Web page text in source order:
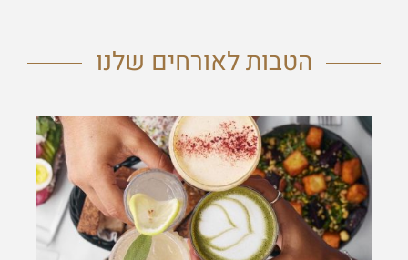
ארוחת בוקר
ארוחת הבוקר מוגשת באחד מבתי הקפה המשלב
מגוון של טעמים ישראליים וים תיכוניים כולל מבחר:
לחמים, עוגות ומאפים, סלטי בריאות, גבינות,
אומלטים ופשטידות באפייה ביתית. למזמינים ארוחת
בוקר יינתן שובר למימוש בבית הקפה בהזמנה